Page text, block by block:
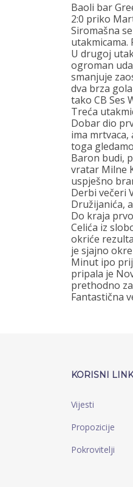
Baoli bar
2:0 priko
Siromašna
utakmicama.
U drugoj
ogroman
smanjuje
dva brza
tako CB Ses
Treća
Dobar dio
ima
toga
Baron budi,
vratar Milne
uspješno
Derbi večeri
Družijanića,
Do kraja
Celića iz
okriće
je sjajno
Minut ipo
pripala je
prethodno
Fantastična
KORISNI
Vijesti
Propozicije
Pokrovitelji